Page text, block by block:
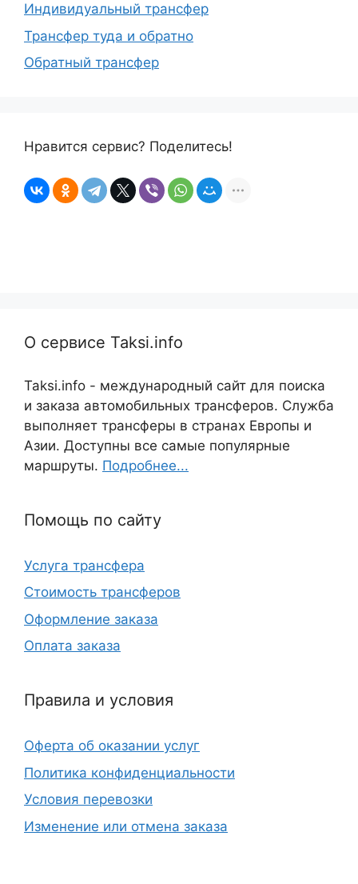
Индивидуальный трансфер
Трансфер туда и обратно
Обратный трансфер
Нравится сервис? Поделитесь!
О сервисе Taksi.info
Taksi.info - международный сайт для поиска
и заказа автомобильных трансферов. Служба
выполняет трансферы в странах Европы и
Азии. Доступны все самые популярные
маршруты. Подробнее...
Помощь по сайту
Услуга трансфера
Стоимость трансферов
Оформление заказа
Оплата заказа
Правила и условия
Оферта об оказании услуг
Политика конфиденциальности
Условия перевозки
Изменение или отмена заказа